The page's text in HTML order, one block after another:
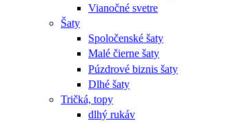
Vianočné svetre
Šaty
Spoločenské šaty
Malé čierne šaty
Púzdrové biznis šaty
Dlhé šaty
Tričká, topy
dlhý rukáv